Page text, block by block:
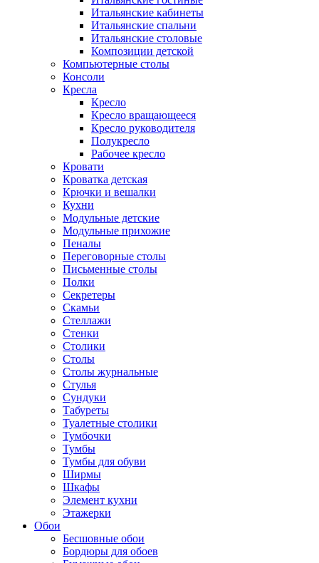
Итальянские кабинеты
Итальянские спальни
Итальянские столовые
Композиции детской
Компьютерные столы
Консоли
Кресла
Кресло
Кресло вращающееся
Кресло руководителя
Полукресло
Рабочее кресло
Кровати
Кроватка детская
Крючки и вешалки
Кухни
Модульные детские
Модульные прихожие
Пеналы
Переговорные столы
Письменные столы
Полки
Секретеры
Скамьи
Стеллажи
Стенки
Столики
Столы
Столы журнальные
Стулья
Сундуки
Табуреты
Туалетные столики
Тумбочки
Тумбы
Тумбы для обуви
Ширмы
Шкафы
Элемент кухни
Этажерки
Обои
Бесшовные обои
Бордюры для обоев